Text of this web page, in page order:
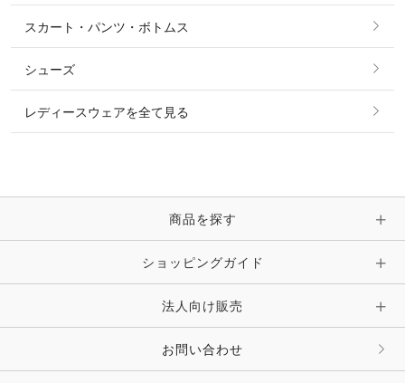
シャツ・ブラウス・ワンピース
ベルト
時計・財布・キーケース・革小物
キーホルダー・チャーム・ストラップ
その他 ファッション雑貨
リング
ピアス・イヤリング
ピン・ブローチ・コサージュ
その他 アクセサリー
スカート・パンツ・ボトムス
シューズ
レディースウェアを全て見る
商品を探す
ショッピングガイド
法人向け販売
お問い合わせ